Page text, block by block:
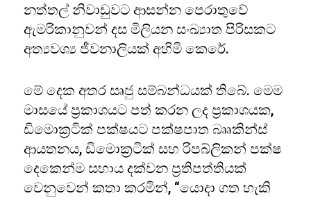
නත්තල් නිවාඩුවට ආසන්න පෙරාතුවේ
ඇමරිකානුවන් දස මිලියන සංඛ්‍යාත පිරිසකට
අත්‍යවශ්‍ය ජීවනාලියක් අහිමි කෙරේ.
මේ දෙක අතර සෘජු සම්බන්ධයක් තිබේ. මෙම
මාසයේ ප්‍රකාශයට පත් කරන ලද ප්‍රකාශයක,
ඩිමොක්‍රටික් පක්ෂයට පක්ෂපාත බෲකින්ස්
ආයතනය, ඩිමොක්‍රටික් සහ රිපබ්ලිකන් පක්ෂ
දෙකෙන්ම සහාය දක්වන ප්‍රතිපත්තියක්
වෙනුවෙන් කතා කරමින්, “යොදා ගත හැකි